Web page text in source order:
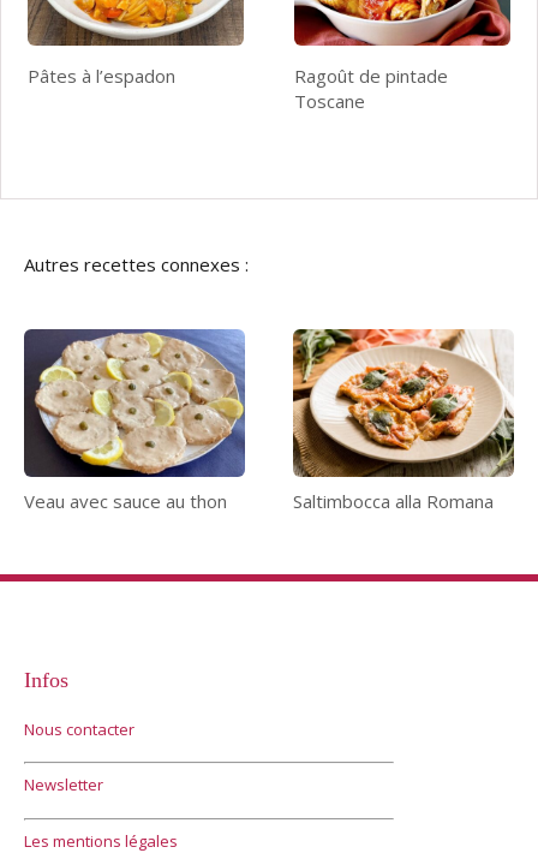
Pâtes à l’espadon
Ragoût de pintade
Toscane
Autres recettes connexes :
Veau avec sauce au thon Saltimbocca alla Romana
Infos
Nous contacter
Newsletter
Les mentions légales